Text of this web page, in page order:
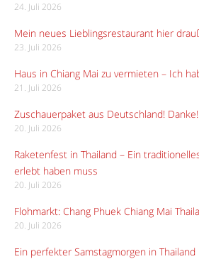
24. Juli 2026
Mein neues Lieblingsrestaurant hier
23. Juli 2026
Haus in Chiang Mai zu vermieten – Ich
21. Juli 2026
Zuschauerpaket aus Deutschland!
20. Juli 2026
Raketenfest in Thailand – Ein
erlebt haben muss
20. Juli 2026
Flohmarkt: Chang Phuek Chiang Mai
20. Juli 2026
Ein perfekter Samstagmorgen in Thailand